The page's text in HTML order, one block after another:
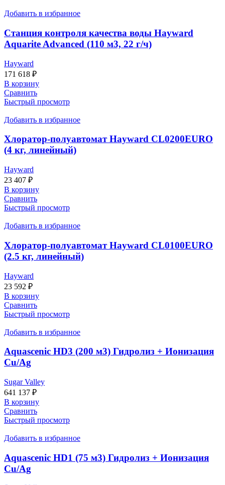
Добавить в избранное
Станция контроля качества воды Hayward
Aquarite Advanced (110 м3, 22 г/ч)
Hayward
171 618 ₽
В корзину
Сравнить
Быстрый просмотр
Добавить в избранное
Хлоратор-полуавтомат Hayward CL0200EURO
(4 кг, линейный)
Hayward
23 407 ₽
В корзину
Сравнить
Быстрый просмотр
Добавить в избранное
Хлоратор-полуавтомат Hayward CL0100EURO
(2.5 кг, линейный)
Hayward
23 592 ₽
В корзину
Сравнить
Быстрый просмотр
Добавить в избранное
Aquascenic HD3 (200 м3) Гидролиз + Ионизация
Cu/Ag
Sugar Valley
641 137 ₽
В корзину
Сравнить
Быстрый просмотр
Добавить в избранное
Aquascenic HD1 (75 м3) Гидролиз + Ионизация
Cu/Ag